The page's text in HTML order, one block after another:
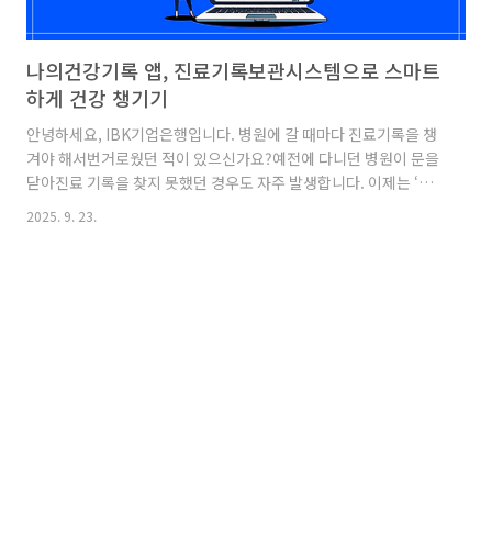
나의건강기록 앱, 진료기록보관시스템으로 스마트
하게 건강 챙기기
안녕하세요, IBK기업은행입니다. 병원에 갈 때마다 진료기록을 챙
겨야 해서번거로웠던 적이 있으신가요?예전에 다니던 병원이 문을
닫아진료 기록을 찾지 못했던 경우도 자주 발생합니다. 이제는 ‘나
의건강기록 앱’과‘휴·폐업 진료기록보관시스템’을 통해흩어진 건
2025. 9. 23.